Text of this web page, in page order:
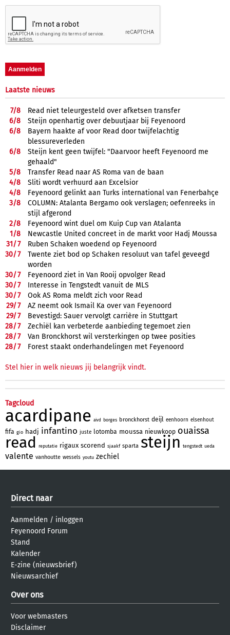
Laatste nieuws
7/8
Read niet teleurgesteld over afketsen transfer
6/8
Steijn openhartig over debuutjaar bij Feyenoord
6/8
Bayern haakte af voor Read door twijfelachtig
blessureverleden
6/8
Steijn kent geen twijfel: "Daarvoor heeft Feyenoord me
gehaald"
5/8
Transfer Read naar AS Roma van de baan
4/8
Sliti wordt verhuurd aan Excelsior
4/8
Feyenoord gelinkt aan Turks international van Fenerbahçe
3/8
COLUMN: Atalanta Bergamo ook verslagen; oefenreeks in
stijl afgerond
2/8
Feyenoord wint duel om Kuip Cup van Atalanta
1/8
Newcastle United concreet in de markt voor Hadj Moussa
31/7
Ruben Schaken woedend op Feyenoord
30/7
Twente ziet bod op Schaken resoluut van tafel geveegd
worden
30/7
Feyenoord ziet in Van Rooij opvolger Read
30/7
Interesse in Tengstedt vanuit de MLS
30/7
Ook AS Roma meldt zich voor Read
29/7
AZ neemt ook Ismail Ka over van Feyenoord
29/7
Bevestigd: Sauer vervolgt carrière in Stuttgart
28/7
Zechiël kan verbeterde aanbieding tegemoet zien
28/7
Van Bronckhorst wil versterkingen op twee posities
28/7 Forest staakt onderhandelingen met Feyenoord
Stel hier in welk nieuws jij belangrijk vindt.
Tagcloud
acardipane aivd borges bronckhorst deijl eenhoorn elsenhout
fifa gio hadj infantino juste lotomba moussa nieuwkoop ouaissa
read reputatie rigaux scorend sjaakf sparta steijn tengstedt ueda
valente vanhoutte wessels youtu zechiel
Direct naar
Aanmelden / inloggen
Feyenoord Forum
Stand
Kalender
E-zine (nieuwsbrief)
Nieuwsarchief
Over ons
Voor webmasters
Disclaimer